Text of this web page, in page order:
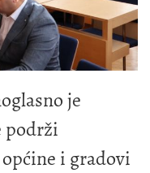
je
podrži
i gradovi